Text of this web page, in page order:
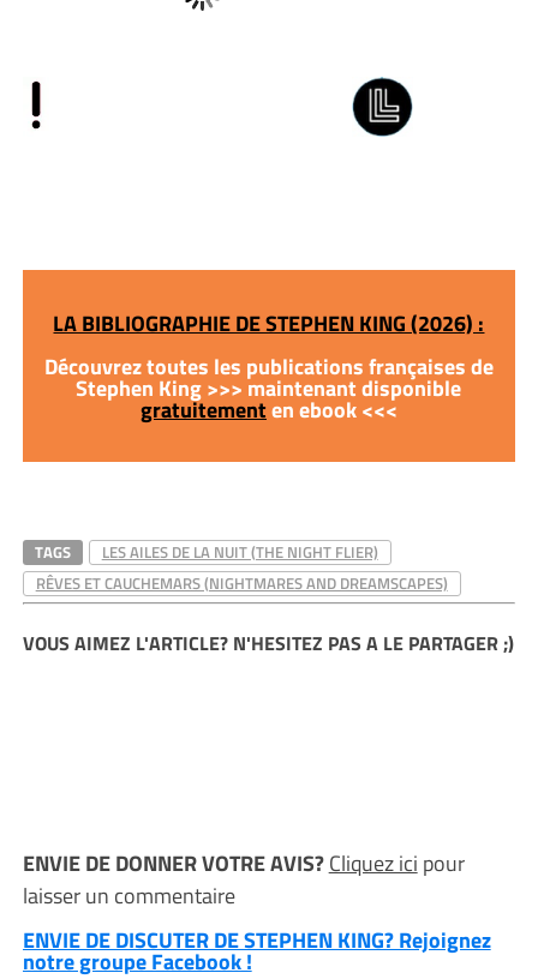
LA BIBLIOGRAPHIE DE STEPHEN KING (2026) :
Découvrez toutes les publications françaises de
Stephen King >>> maintenant disponible
gratuitementen ebook <<<
TAGS
LES AILES DE LA NUIT (THE NIGHT FLIER)
RÊVES ET CAUCHEMARS (NIGHTMARES AND DREAMSCAPES)
VOUS AIMEZ L'ARTICLE? N'HESITEZ PAS A LE PARTAGER ;)
ENVIE DE DONNER VOTRE AVIS?Cliquez ici pour
laisser un commentaire
ENVIE DE DISCUTER DE STEPHEN KING? Rejoignez
notre groupe Facebook !